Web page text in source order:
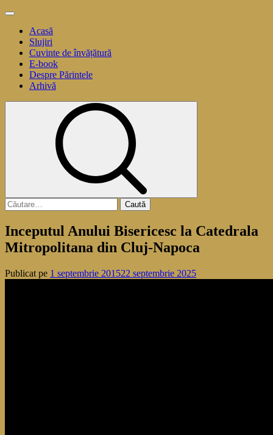
Sari
conținut
Meniu
principalAcasă
Slujiri
Cuvinte de învățătură
E-book
Despre Părintele
Arhivă
Caută
după:
Inceputul Anului Bisericesc la Catedrala
Mitropolitana din Cluj-Napoca
Publicat pe 1 septembrie 201522 septembrie 2025